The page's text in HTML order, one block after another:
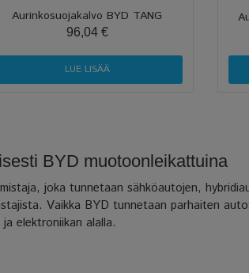
Aurinkosuojakalvo BYD TANG
96,04 €
LUE LISÄÄ
BYD muotoonleikattuina
joka tunnetaan sähköautojen,
Vaikka BYD tunnetaan parhaiten
elektroniikan alalla.